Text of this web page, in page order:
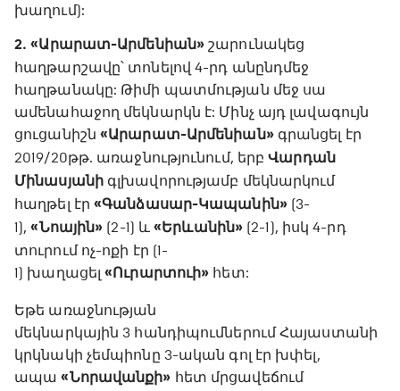
խաղում):
2․ «Արարատ-Արմենիան»շարունակեց
հաղթարշավը՝ տոնելով 4-րդ անընդմեջ
հաղթանակը: Թիմի պատմության մեջ սա
ամենահաջող մեկնարկն է: Մինչ այդ լավագույն
ցուցանիշն «Արարատ-Արմենիան»գրանցել էր
2019/20թթ. առաջնությունում, երբՎարդան
Մինասյանիգլխավորությամբ մեկնարկում
հաղթել էր «Գանձասար-Կապանին»(3-
1),«Նոային» (2-1) և«Երևանին» (2-1), իսկ 4-րդ
տուրում ոչ-ոքի էր (1-
1) խաղացել«Ուրարտուի» հետ:
Եթե առաջնության
մեկնարկային 3 հանդիպումներում Հայաստանի
կրկնակի չեմպիոնը 3-ական գոլ էր խփել,
ապա«Նորավանքի» հետ մրցավեճում